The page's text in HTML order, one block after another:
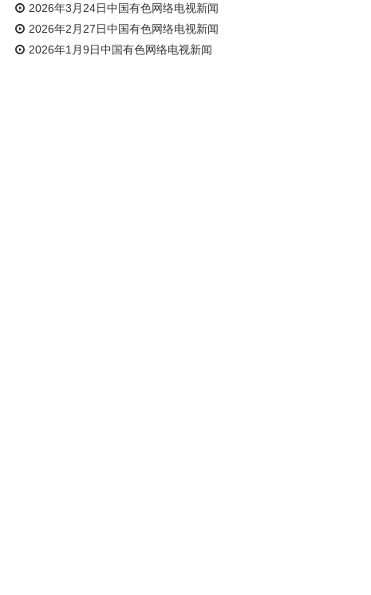
2026年3月24日中国有色网络电视新闻
2026年2月27日中国有色网络电视新闻
2026年1月9日中国有色网络电视新闻